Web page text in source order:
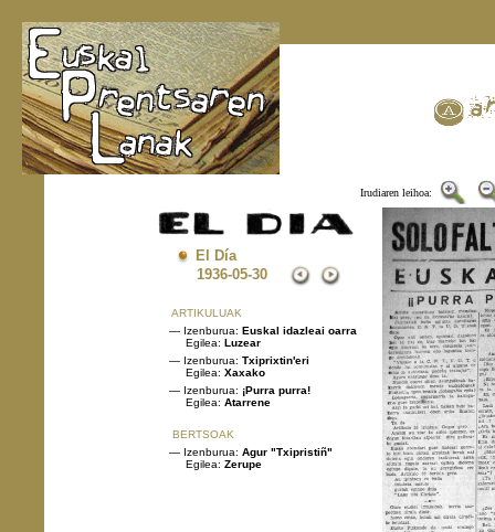
Irudiaren leihoa:
El Día
1936-05-30
ARTIKULUAK
— Izenburua: Euskal idazleai oarra
Egilea: Luzear
— Izenburua: Txiprixtin'eri
Egilea: Xaxako
— Izenburua: ¡Purra purra!
Egilea: Atarrene
BERTSOAK
— Izenburua: Agur "Txipristiñ"
Egilea: Zerupe